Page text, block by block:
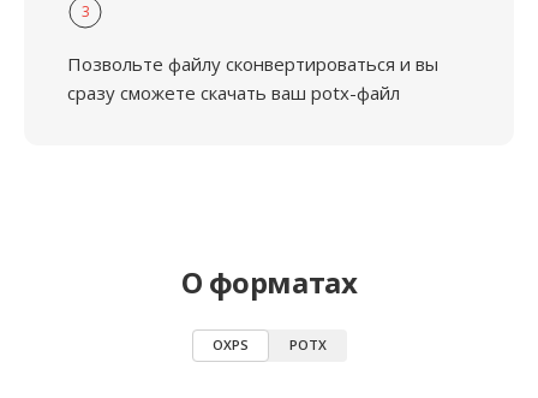
3
Позвольте файлу сконвертироваться и вы
сразу сможете скачать ваш potx-файл
О форматах
OXPS POTX